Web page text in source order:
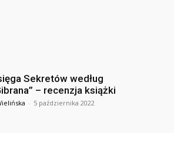
Sekretów według
– recenzja książki
- 5 października 2022